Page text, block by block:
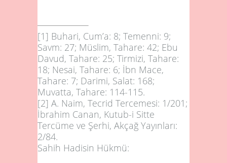
[1] Buhari, Cum’a: 8; Temenni: 9;
Savm: 27; Müslim, Tahare: 42; Ebu
Davud, Tahare: 25; Tirmizi, Tahare:
18; Nesai, Tahare: 6; İbn Mace,
Tahare: 7; Darimi, Salat: 168;
Muvatta, Tahare: 114-115.
[2] A. Naim, Tecrid Tercemesi: 1/201;
İbrahim Canan, Kutub-i Sitte
Tercüme ve Şerhi, Akçağ Yayınları:
2/84.
Sahih Hadisin Hükmü: